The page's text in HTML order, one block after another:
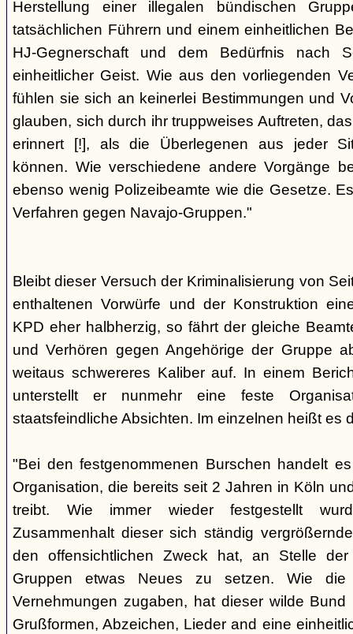
Herstellung einer illegalen bündischen
tatsächlichen Führern und einem einheitlichen
HJ-Gegnerschaft und dem Bedürfnis nach
einheitlicher Geist. Wie aus den vorliegenden
fühlen sie sich an keinerlei Bestimmungen und
glauben, sich durch ihr truppweises Auftreten,
erinnert [!], als die Überlegenen aus jeder
können. Wie verschiedene andere Vorgänge
ebenso wenig Polizeibeamte wie die Gesetze.
Verfahren gegen Navajo-Gruppen."
Bleibt dieser Versuch der Kriminalisierung von
enthaltenen Vorwürfe und der Konstruktion
KPD eher halbherzig, so fährt der gleiche
und Verhören gegen Angehörige der Gruppe
weitaus schwereres Kaliber auf. In einem
unterstellt er nunmehr eine feste
staatsfeindliche Absichten. Im einzelnen heißt es
"Bei den festgenommenen Burschen handelt
Organisation, die bereits seit 2 Jahren in Köln
treibt. Wie immer wieder festgestellt
Zusammenhalt dieser sich ständig
den offensichtlichen Zweck hat, an Stelle der
Gruppen etwas Neues zu setzen. Wie die
Vernehmungen zugaben, hat dieser wilde
Grußformen, Abzeichen, Lieder and eine